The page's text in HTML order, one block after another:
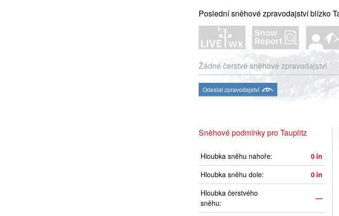
Poslední sněhové zpravodajství blízko
Žádné čerstvé sněhové zpravodajství
Odeslat zpravodajství
Sněhové podmínky pro Tauplitz
Hloubka sněhu nahoře: 0 in
Hloubka sněhu dole:
0 in
Hloubka čerstvého
sněhu:
—